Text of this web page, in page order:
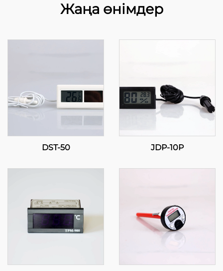
Жаңа өнімдер
DST-50 JDP-10P